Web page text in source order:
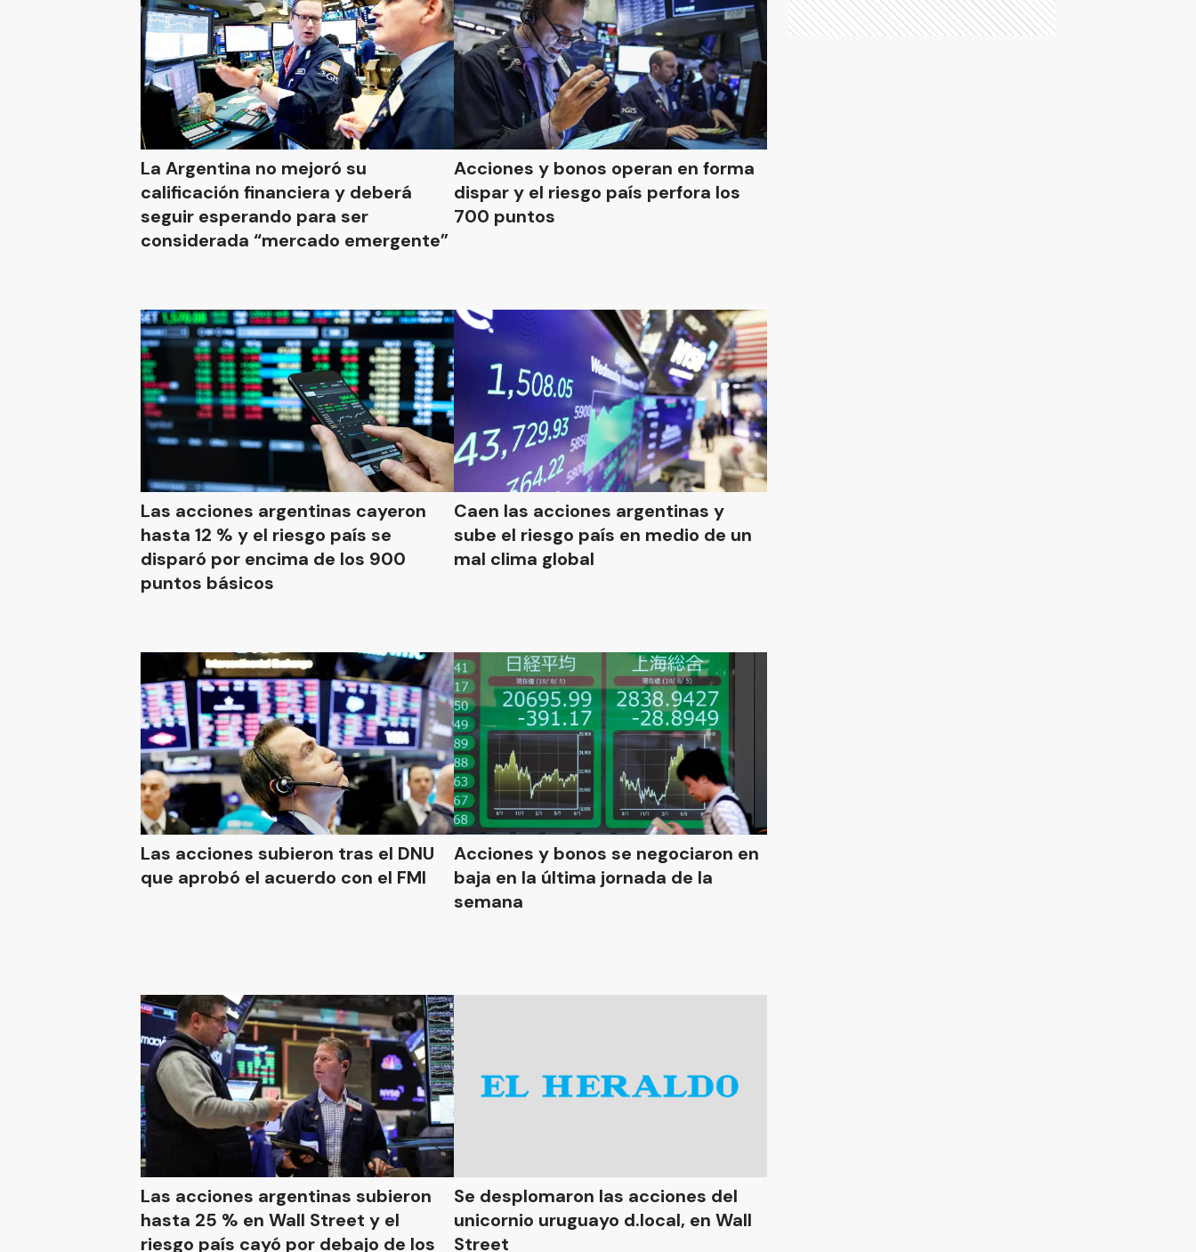
La Argentina no mejoró su
calificación financiera y deberá
seguir esperando para ser
considerada “mercado emergente”
Acciones y bonos operan en forma
dispar y el riesgo país perfora los
700 puntos
Las acciones argentinas cayeron
hasta 12 % y el riesgo país se
disparó por encima de los 900
puntos básicos
Caen las acciones argentinas y
sube el riesgo país en medio de un
mal clima global
Las acciones subieron tras el DNU
que aprobó el acuerdo con el FMI
Acciones y bonos se negociaron en
baja en la última jornada de la
semana
Las acciones argentinas subieron
hasta 25 % en Wall Street y el
riesgo país cayó por debajo de los
Se desplomaron las acciones del
unicornio uruguayo d.local, en Wall
Street